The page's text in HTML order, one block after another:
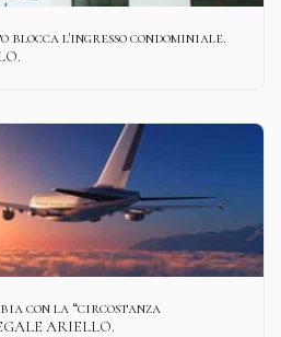
blocca l'ingresso condominiale.
con la “circostanza
ARIELLO.